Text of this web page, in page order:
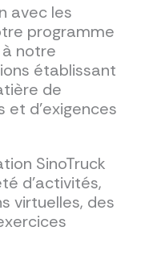
avec les
programme
notre
établissant
de
et d'exigences
SinoTruck
d'activités,
virtuelles, des